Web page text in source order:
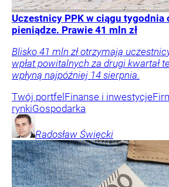
Uczestnicy PPK w ciągu tygodnia
pieniądze. Prawie 41 mln zł
Blisko 41 mln zł otrzymają
wpłat powitalnych za drugi kwartał
wpłyną najpóźniej 14 sierpnia.
Twój portfelFinanse i inwestycje
rynkiGospodarka
Radosław Święcki